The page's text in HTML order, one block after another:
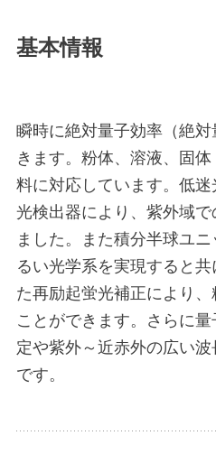
基本情報
瞬時に絶対量子効率（絶
きます。粉体、溶液、固
料に対応しています。低
光検出器により、紫外域
ました。また積分半球ユ
るい光学系を実現すると
た再励起蛍光補正により
ことができます。さらに
定や紫外～近赤外の広い
です。